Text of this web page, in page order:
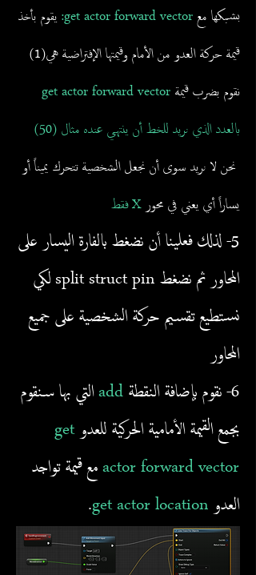
بشبكها معget actor forward vector: يقوم بأخذ
قيمة حركة العدو من الأمام وقيمتها الإفتراضية هي(1)
نقوم بضرب قيمة get actor forward vector
بالعدد الذي نريد للخط أن ينتهي عنده مثال (50)
نحن لا نريد سوى أن نجعل الشخصية تتحرك يميناً أو
يساراً أي يعني في محورX فقط
5- لذلك فعلينا أن نضغط بالفارة اليسار على
المحاور ثم نضغط split struct pin لكي
نستطيع تقسيم حركة الشخصية على جميع
المحاور
6- نقوم بإضافة النقطة
addالتي بها سنقوم
بجمع القيمة الأمامية الحركية للعدوget
actor forward vectorمع قيمة تواجد
العدو
.